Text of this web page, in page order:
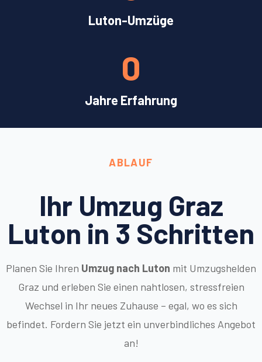
Luton-Umzüge
Jahre Erfahrung
0
ABLAUF
Ihr Umzug Graz
Luton in 3 Schritten
Planen Sie Ihren Umzug nach Luton mit Umzugshelden
Graz und erleben Sie einen nahtlosen, stressfreien
Wechsel in Ihr neues Zuhause – egal, wo es sich
befindet. Fordern Sie jetzt ein unverbindliches Angebot
an!